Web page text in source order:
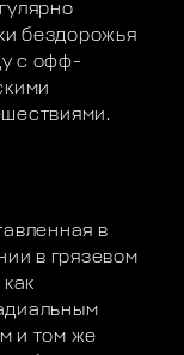
бездорожья
с офф-
в
в грязевом
и том же